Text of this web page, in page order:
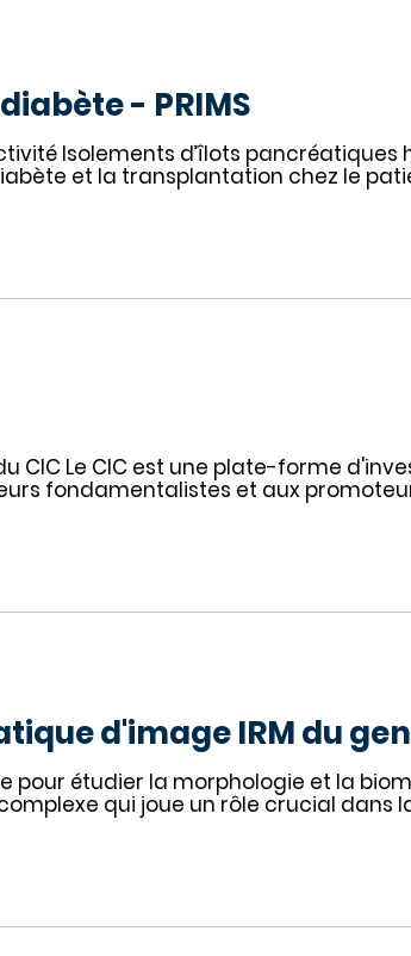
- PRIMS
Isolements d’îlots
et la transplantation chez le
CIC Le CIC est une plate-forme
fondamentalistes et aux
d'image IRM du
pour étudier la morphologie et la
qui joue un rôle crucial dans